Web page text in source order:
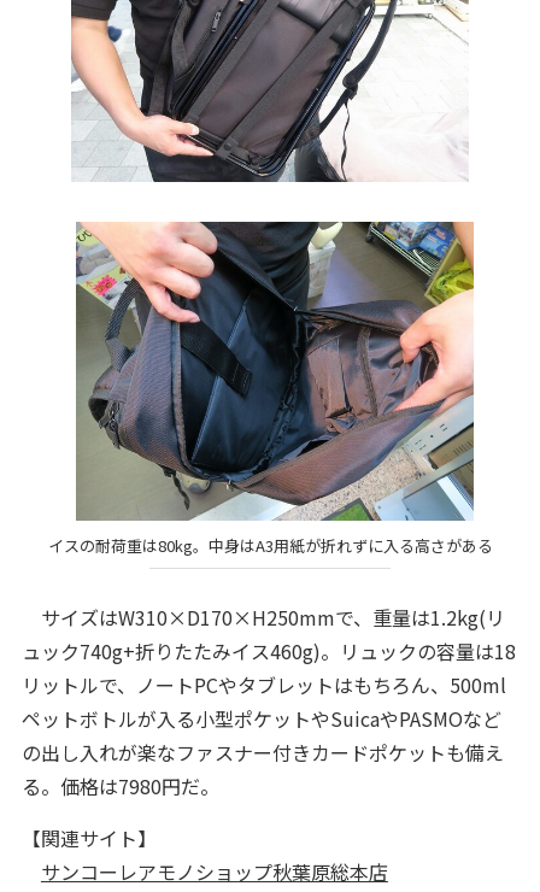
イスの耐荷重は80kg。中身はA3用紙が折れずに入る高さがある
サイズはW310×D170×H250mmで、重量は1.2kg(リ
ュック740g+折りたたみイス460g)。リュックの容量は18
リットルで、ノートPCやタブレットはもちろん、500ml
ペットボトルが入る小型ポケットやSuicaやPASMOなど
の出し入れが楽なファスナー付きカードポケットも備え
る。価格は7980円だ。
【関連サイト】
サンコーレアモノショップ秋葉原総本店